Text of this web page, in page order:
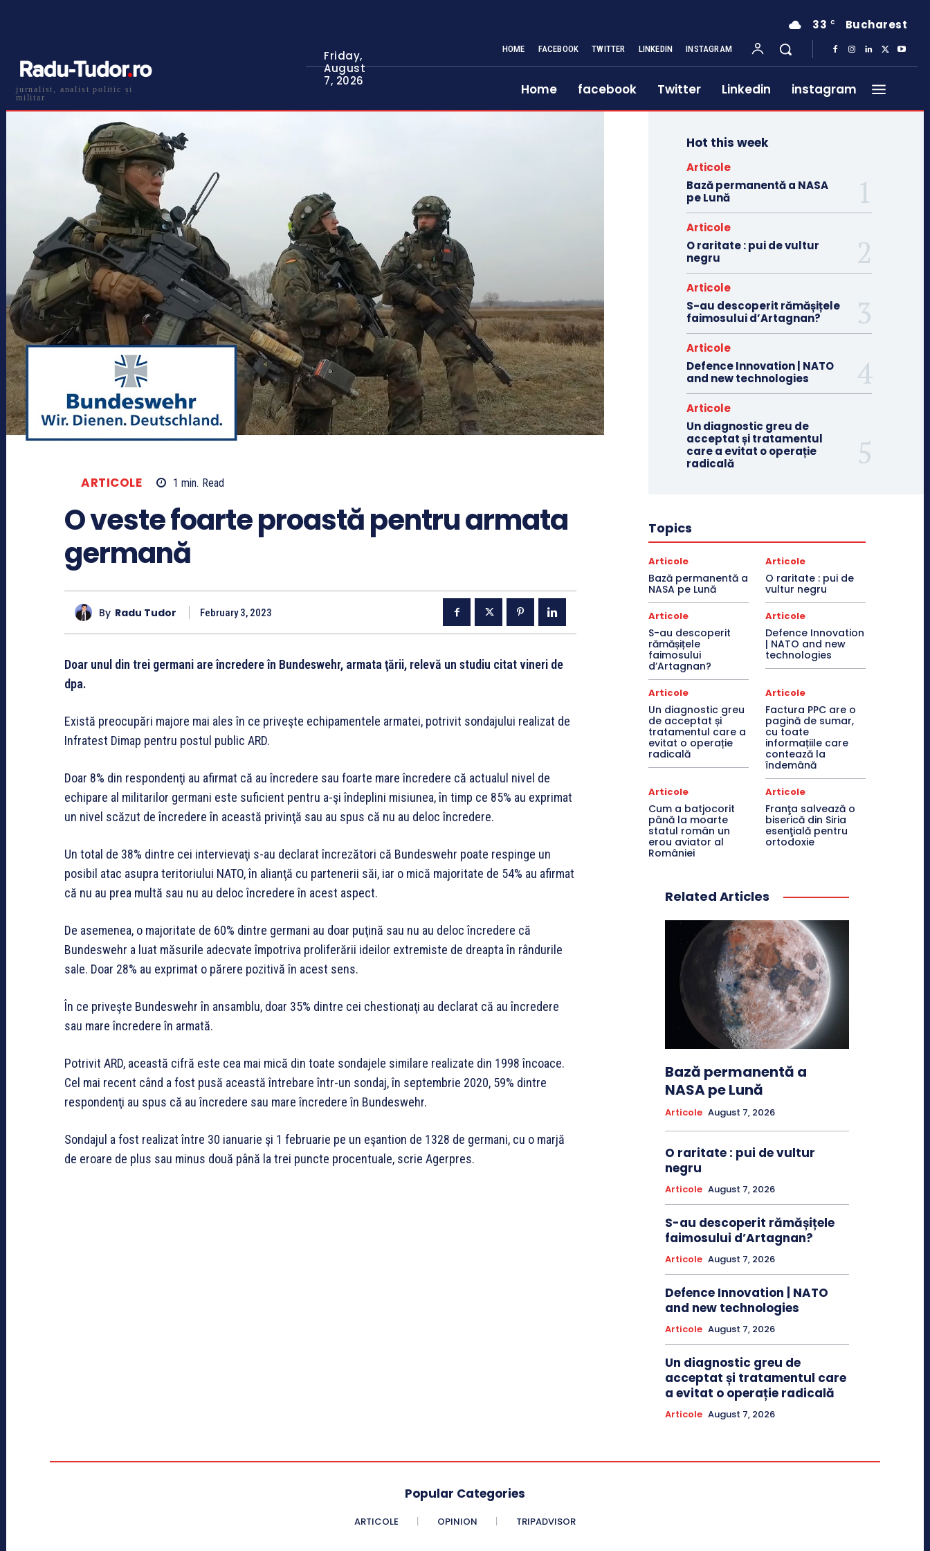
jurnalist, analist politic și
militar
Friday,
August
7, 2026
33 C Bucharest
HOME FACEBOOK TWITTER LINKEDIN INSTAGRAM
Home facebook Twitter Linkedin instagram
ARTICOLE 1 min. Read
O veste foarte proastă pentru armata
germană
By Radu Tudor February 3, 2023
Doar unul din trei germani are încredere în Bundeswehr, armata ţării, relevă un studiu citat vineri de
dpa.
Există preocupări majore mai ales în ce priveşte echipamentele armatei, potrivit sondajului realizat de
Infratest Dimap pentru postul public ARD.
Doar 8% din respondenţi au afirmat că au încredere sau foarte mare încredere că actualul nivel de
echipare al militarilor germani este suficient pentru a-şi îndeplini misiunea, în timp ce 85% au exprimat
un nivel scăzut de încredere în această privinţă sau au spus că nu au deloc încredere.
Un total de 38% dintre cei intervievaţi s-au declarat încrezători că Bundeswehr poate respinge un
posibil atac asupra teritoriului NATO, în alianţă cu partenerii săi, iar o mică majoritate de 54% au afirmat
că nu au prea multă sau nu au deloc încredere în acest aspect.
De asemenea, o majoritate de 60% dintre germani au doar puţină sau nu au deloc încredere că
Bundeswehr a luat măsurile adecvate împotriva proliferării ideilor extremiste de dreapta în rândurile
sale. Doar 28% au exprimat o părere pozitivă în acest sens.
În ce priveşte Bundeswehr în ansamblu, doar 35% dintre cei chestionaţi au declarat că au încredere
sau mare încredere în armată.
Potrivit ARD, această cifră este cea mai mică din toate sondajele similare realizate din 1998 încoace.
Cel mai recent când a fost pusă această întrebare într-un sondaj, în septembrie 2020, 59% dintre
respondenţi au spus că au încredere sau mare încredere în Bundeswehr.
Sondajul a fost realizat între 30 ianuarie şi 1 februarie pe un eşantion de 1328 de germani, cu o marjă
de eroare de plus sau minus două până la trei puncte procentuale, scrie Agerpres.
Hot this week
Articole
Bază permanentă a NASA
pe Lună
Articole
O raritate : pui de vultur
negru
Articole
S-au descoperit rămășițele
faimosului d’Artagnan?
Articole
Defence Innovation | NATO
and new technologies
Articole
Un diagnostic greu de
acceptat și tratamentul
care a evitat o operație
radicală
Topics
Articole
Bază permanentă a
NASA pe Lună
Articole
O raritate : pui de
vultur negru
Articole
S-au descoperit
rămășițele
faimosului
d’Artagnan?
Articole
Defence Innovation
| NATO and new
technologies
Articole
Un diagnostic greu
de acceptat și
tratamentul care a
evitat o operație
radicală
Articole
Factura PPC are o
pagină de sumar,
cu toate
informațiile care
contează la
îndemână
Articole
Cum a batjocorit
până la moarte
statul român un
erou aviator al
României
Articole
Franţa salvează o
biserică din Siria
esenţială pentru
ortodoxie
Related Articles
Bază permanentă a
NASA pe Lună
Articole August 7, 2026
O raritate : pui de vultur
negru
Articole August 7, 2026
S-au descoperit rămășițele
faimosului d’Artagnan?
Articole August 7, 2026
Defence Innovation | NATO
and new technologies
Articole August 7, 2026
Un diagnostic greu de
acceptat și tratamentul care
a evitat o operație radicală
Articole August 7, 2026
Popular Categories
ARTICOLE OPINION TRIPADVISOR